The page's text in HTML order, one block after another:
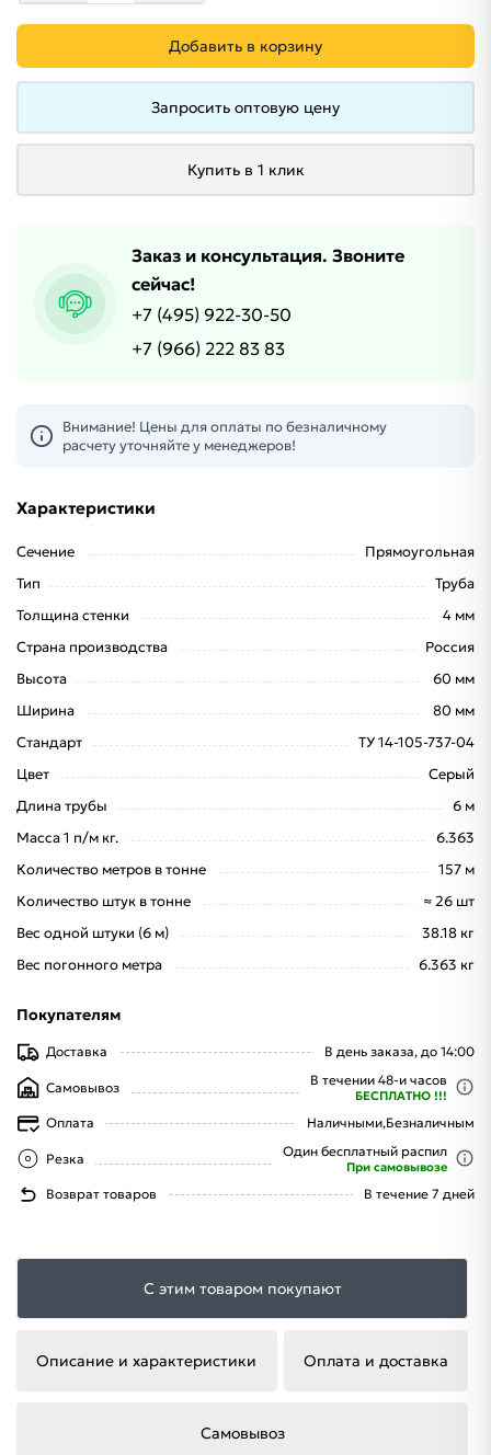
Добавить в корзину
Запросить оптовую цену
Купить в 1 клик
Заказ и консультация. Звоните
сейчас!
+7 (495) 922-30-50
+7 (966) 222 83 83
Внимание! Цены для оплаты по безналичному
расчету уточняйте у менеджеров!
Характеристики
Сечение
Прямоугольная
Тип
Труба
Толщина стенки
4 мм
Страна производства
Россия
Высота
60 мм
Ширина
80 мм
Стандарт
ТУ 14-105-737-04
Цвет
Серый
Длина трубы
6 м
Масса 1 п/м кг.
6.363
Количество метров в тонне
157 м
Количество штук в тонне
≈ 26 шт
Вес одной штуки (6 м)
38.18 кг
Вес погонного метра
6.363 кг
Покупателям
Доставка В день заказа, до 14:00
Самовывоз В течении 48-и часов
БЕСПЛАТНО !!!
Оплата Наличными,Безналичным
Резка Один бесплатный распил
При самовывозе
Возврат товаров В течение 7 дней
С этим товаром покупают
Описание и характеристики Оплата и доставка
Самовывоз